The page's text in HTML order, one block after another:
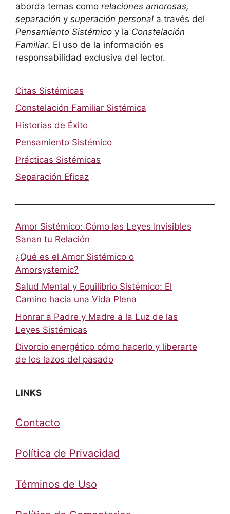
aborda temas como relaciones amorosas,
separación y superación personal a través del
Pensamiento Sistémico y la Constelación
Familiar. El uso de la información es
responsabilidad exclusiva del lector.
Citas Sistémicas
Constelación Familiar Sistémica
Historias de Éxito
Pensamiento Sistémico
Prácticas Sistémicas
Separación Eficaz
Amor Sistémico: Cómo las Leyes Invisibles
Sanan tu Relación
¿Qué es el Amor Sistémico o
Amorsystemic?
Salud Mental y Equilibrio Sistémico: El
Camino hacia una Vida Plena
Honrar a Padre y Madre a la Luz de las
Leyes Sistémicas
Divorcio energético cómo hacerlo y liberarte
de los lazos del pasado
LINKS
Contacto
Política de Privacidad
Términos de Uso